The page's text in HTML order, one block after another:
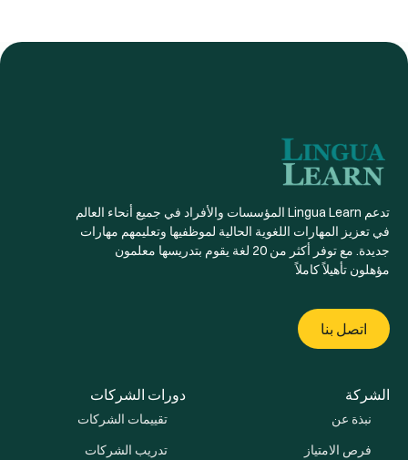
تدعم Lingua Learn المؤسسات والأفراد في جميع أنحاء العالم
في تعزيز المهارات اللغوية الحالية لموظفيها وتعليمهم مهارات
جديدة. مع توفر أكثر من 20 لغة يقوم بتدريسها معلمون
مؤهلون تأهيلاً كاملاً
اتصل بنا
الشركة
نبذة عن
فرص الامتياز
دورات الشركات
تقييمات الشركات
تدريب الشركات